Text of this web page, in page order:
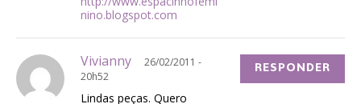
nino.blogspot.com
Vivianny
26/02/2011 -
20h52
Lindas peças. Quero
RESPONDER